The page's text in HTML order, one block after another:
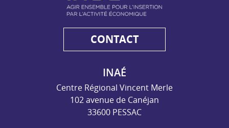
CONTACT
INAÉ
Centre Régional Vincent Merle
102 avenue de Canéjan
33600 PESSAC